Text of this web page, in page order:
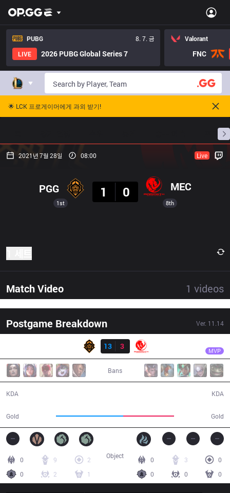
PUBG
8. 7. 금
LIVE
2026 PUBG Global Series 7
Valorant
FNC
🌟 LCK 프로게이머에게 과외 받기!
프로빌
2021년 7월 28일 08:00 Live
1st
PGG
1
0 MEC
8th
Match Video 1 videos
Postgame Breakdown Ver. 11.14
13
3 MVP
Bans
KDA
Gold Gold
KDA
0 9
2
0
2 1
0 3
0
0
0 0
Object